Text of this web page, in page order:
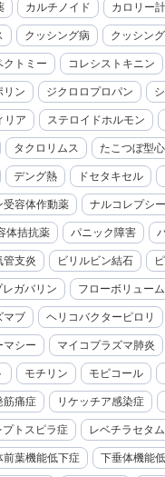
カルチノイド カロリー
クッシング病 クッシン
クトミー コレシストキニン
リン ジクロロプロパン
リア ステロイドホルモン
タクロリムス たこつぼ型
デング熱 ドセタキセル
受容体作動薬 ナルコレプシー
体拮抗薬 パニック障害
管支炎 ビリルビン結石
レガバリン フローボリュー
マブ ヘリコバクターピロリ
マシー マイコプラズマ肺炎
モチリン モビコール
筋痛症 リケッチア感染症
プトスピラ症 レベチラセタム
前葉機能低下症 下垂体機能